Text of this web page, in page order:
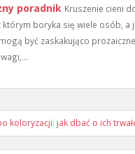
poradnik Kruszenie cieni
którym boryka się wiele osób, a
być zaskakująco
koloryzacji: jak dbać o ich